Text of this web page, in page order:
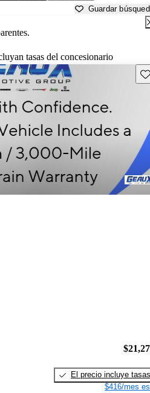
Guardar
tasas del concesionario
El precio incluye tasas
$416/mes